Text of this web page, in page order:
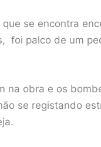
se encontra
foi palco de um
na obra e os
se registando